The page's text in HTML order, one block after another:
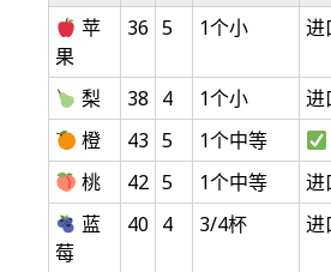
苹
果
36 5 1个小 进
梨 38 4 1个小
进
橙
43 5 1个中等
桃
42 5 1个中等
进
蓝
莓
40 4 3/4杯 进